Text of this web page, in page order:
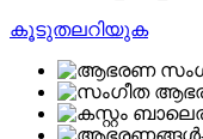
കൂടുതലറിയുക